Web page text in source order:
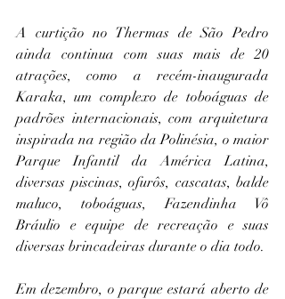
A curtição no Thermas de São Pedro
ainda continua com suas mais de 20
atrações, como a recém-inaugurada
Karaka, um complexo de toboáguas de
padrões internacionais, com arquitetura
inspirada na região da Polinésia, o maior
Parque Infantil da América Latina,
diversas piscinas, ofurôs, cascatas, balde
maluco, toboáguas, Fazendinha Vô
Bráulio e equipe de recreação e suas
diversas brincadeiras durante o dia todo.
Em dezembro, o parque estará aberto de